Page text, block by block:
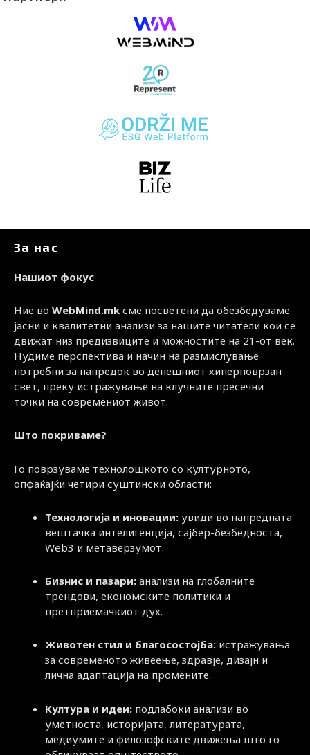
За нас
Нашиот фокус
Ние во WebMind.mk сме посветени да обезбедуваме
јасни и квалитетни анализи за нашите читатели кои се
движат низ предизвиците и можностите на 21-от век.
Нудиме перспектива и начин на размислување
потребни за напредок во денешниот хиперповрзан
свет, преку истражување на клучните пресечни
точки на современиот живот.
Што покриваме?
Го поврзуваме технолошкото со културното,
опфаќајќи четири суштински области:
Технологија и иновации: увиди во напредната
вештачка интелигенција, сајбер-безбедноста,
Web3 и метаверзумот.
Бизнис и пазари: анализи на глобалните
трендови, економските политики и
претприемачкиот дух.
Животен стил и благосостојба: истражувања
за современото живеење, здравје, дизајн и
лична адаптација на промените.
Култура и идеи: подлабоки анализи во
уметноста, историјата, литературата,
медиумите и филозофските движења што го